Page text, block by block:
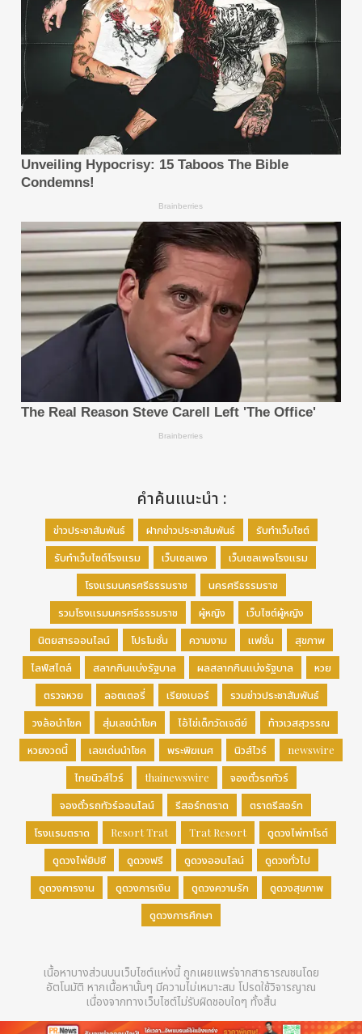
คำค้นแนะนำ :
ข่าวประชาสัมพันธ์ ฝากข่าวประชาสัมพันธ์
รับทำเว็บไซต์
รับทำเว็บไซต์โรงแรม
เว็บเซลเพจ
เว็บเซลเพจโรงแรม
โรงแรมนครศรีธรรมราช
นครศรีธรรมราช
รวมโรงแรมนครศรีธรรมราช
ผู้หญิง
เว็บไซต์ผู้หญิง
นิตยสารออนไลน์
โปรโมชั่น ความงาม แฟชั่น
สุขภาพ
ไลฟ์สไตล์
สลากกินแบ่งรัฐบาล ผลสลากกินแบ่งรัฐบาล
หวย
ตรวจหวย
ลอตเตอรี่ เรียงเบอร์
รวมข่าวประชาสัมพันธ์
วงล้อนำโชค
สุ่มเลขนำโชค ไอ้ไข่เด็กวัดเจดีย์
ท้าวเวสสุวรรณ
หวยงวดนี้
เลขเด่นนำโชค พระพิฆเนศ นิวส์ไวร์
newswire
ไทยนิวส์ไวร์
thainewswire
จองตั๋วรถทัวร์
จองตั๋วรถทัวร์ออนไลน์
รีสอร์ทตราด
ตราดรีสอร์ท
โรงแรมตราด
Resort Trat Trat Resort
ดูดวงไพ่ทาโรต์
ดูดวงไพ่ยิปซี
ดูดวงฟรี ดูดวงออนไลน์
ดูดวงทั่วไป
ดูดวงการงาน
ดูดวงการเงิน ดูดวงความรัก
ดูดวงสุขภาพ
ดูดวงการศึกษา
เนื้อหาบางส่วนบนเว็บไซต์แห่งนี้ ถูกเผยแพร่จากสาธารณชนโดย
อัตโนมัติ หากเนื้อหานั้นๆ มีความไม่เหมาะสม โปรดใช้วิจารญาณ
เนื่องจากทางเว็บไซต์ไม่รับผิดชอบใดๆ ทั้งสิ้น